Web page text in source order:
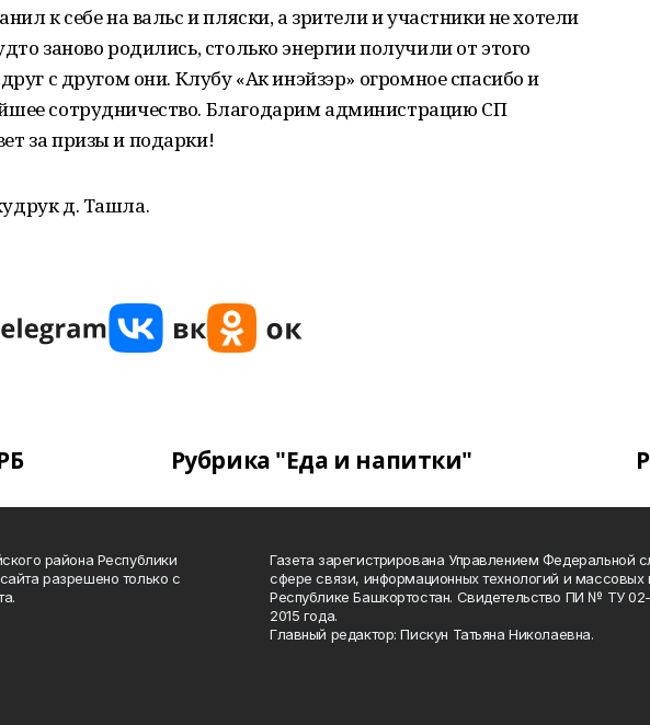
к себе на вальс и пляски, а зрители и участники не хотели
заново родились, столько энергии получили от этого
с другом они. Клубу «Ак инэйзэр» огромное спасибо и
сотрудничество. Благодарим администрацию СП
за призы и подарки!
д. Ташла.
Рубрика "Еда и напитки"
района Республики
разрешено только с
Газета зарегистрирована Управлением Федеральной
сфере связи, информационных технологий и массовых
Республике Башкортостан. Свидетельство ПИ № ТУ 02-
2015 года.
Главный редактор: Пискун Татьяна Николаевна.